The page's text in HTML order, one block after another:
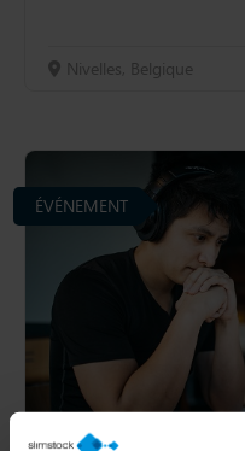
Nivelles, Belgique
ÉVÉNEMENT